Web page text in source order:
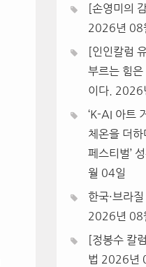
[손영미의
2026년 08
[인인칼럼
부르는 힘
이다.
2026
‘K-AI 아트
체온을 더
페스티벌’
월 04일
한국·브라
2026년 08
[정봉수 칼
법 2026년